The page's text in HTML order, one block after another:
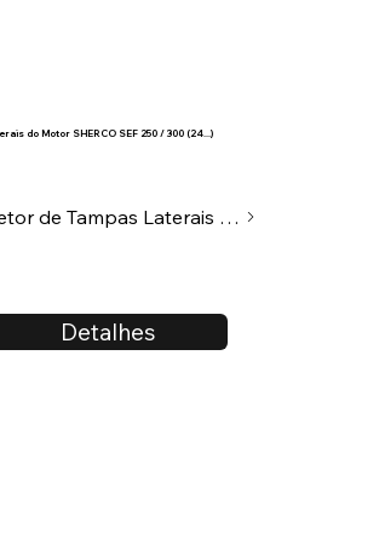
do Motor SHERCO SEF 250 / 300 (24...)
Detalhes
de Tampas Laterais do Motor